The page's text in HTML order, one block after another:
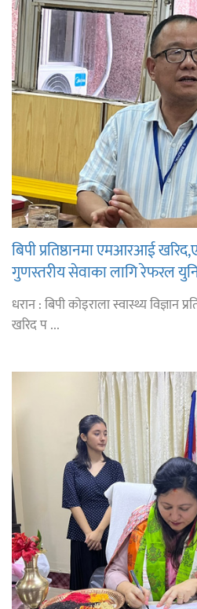
बिपी प्रतिष्ठानमा एमआरआई
गुणस्तरीय सेवाका लागि रेफरल
धरान : बिपी कोइराला स्वास्थ्य विज्ञान
खरिद प ...